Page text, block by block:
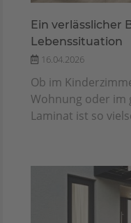
Ein verlässlicher
Lebenssituation
16.04.2026
Ob im
Wohnung oder im
Laminat ist so